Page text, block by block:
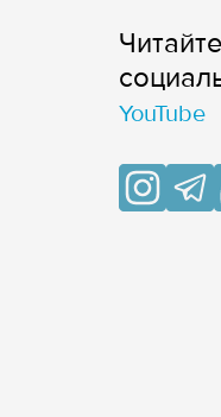
YouTube